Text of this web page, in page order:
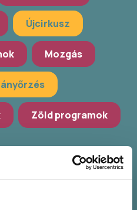
Újcirkusz
Mozgás
Zöld programok